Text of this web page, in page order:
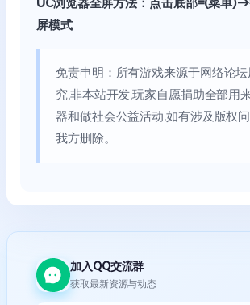
UC浏览器全屏方法：点击底部=(菜单
屏模式
免责申明：所有游戏来源于网络论
究,非本站开发,玩家自愿捐助全部用
器和做社会公益活动.如有涉及版权
我方删除。
加入QQ交流群
获取最新资源与动态